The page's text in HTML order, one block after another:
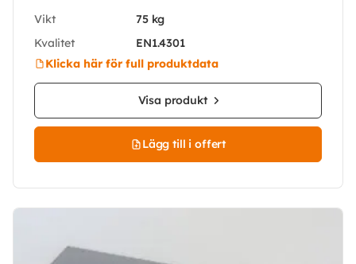
Vikt
75 kg
Kvalitet
EN1.4301
Klicka här för full produktdata
Visa produkt
Lägg till i offert